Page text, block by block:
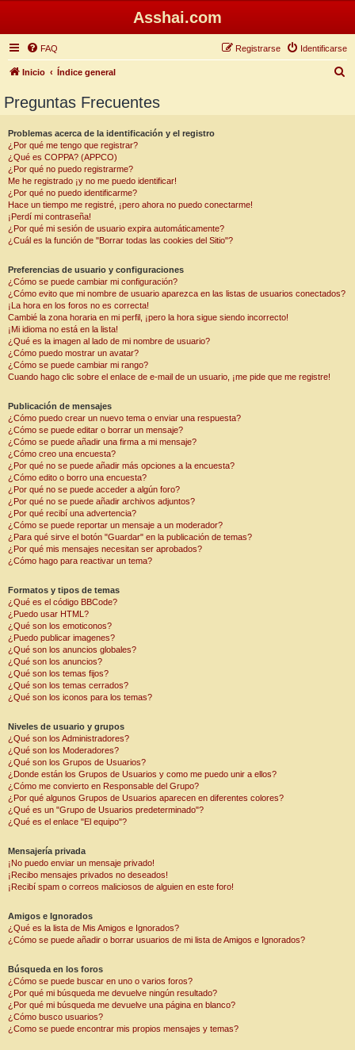
Asshai.com
FAQ Identificarse
Registrarse
Inicio Índice general
Preguntas Frecuentes
Problemas acerca de la identificación y el registro
¿Por qué me tengo que registrar?
¿Qué es COPPA? (APPCO)
¿Por qué no puedo registrarme?
Me he registrado ¡y no me puedo identificar!
¿Por qué no puedo identificarme?
Hace un tiempo me registré, ¡pero ahora no puedo conectarme!
¡Perdí mi contraseña!
¿Por qué mi sesión de usuario expira automáticamente?
¿Cuál es la función de "Borrar todas las cookies del Sitio"?
Preferencias de usuario y configuraciones
¿Cómo se puede cambiar mi configuración?
¿Cómo evito que mi nombre de usuario aparezca en las listas de usuarios conectados?
¡La hora en los foros no es correcta!
Cambié la zona horaria en mi perfil, ¡pero la hora sigue siendo incorrecto!
¡Mi idioma no está en la lista!
¿Qué es la imagen al lado de mi nombre de usuario?
¿Cómo puedo mostrar un avatar?
¿Cómo se puede cambiar mi rango?
Cuando hago clic sobre el enlace de e-mail de un usuario, ¡me pide que me registre!
Publicación de mensajes
¿Cómo puedo crear un nuevo tema o enviar una respuesta?
¿Cómo se puede editar o borrar un mensaje?
¿Cómo se puede añadir una firma a mi mensaje?
¿Cómo creo una encuesta?
¿Por qué no se puede añadir más opciones a la encuesta?
¿Cómo edito o borro una encuesta?
¿Por qué no se puede acceder a algún foro?
¿Por qué no se puede añadir archivos adjuntos?
¿Por qué recibí una advertencia?
¿Cómo se puede reportar un mensaje a un moderador?
¿Para qué sirve el botón "Guardar" en la publicación de temas?
¿Por qué mis mensajes necesitan ser aprobados?
¿Cómo hago para reactivar un tema?
Formatos y tipos de temas
¿Qué es el código BBCode?
¿Puedo usar HTML?
¿Qué son los emoticonos?
¿Puedo publicar imagenes?
¿Qué son los anuncios globales?
¿Qué son los anuncios?
¿Qué son los temas fijos?
¿Qué son los temas cerrados?
¿Qué son los iconos para los temas?
Niveles de usuario y grupos
¿Qué son los Administradores?
¿Qué son los Moderadores?
¿Qué son los Grupos de Usuarios?
¿Donde están los Grupos de Usuarios y como me puedo unir a ellos?
¿Cómo me convierto en Responsable del Grupo?
¿Por qué algunos Grupos de Usuarios aparecen en diferentes colores?
¿Qué es un "Grupo de Usuarios predeterminado"?
¿Qué es el enlace "El equipo"?
Mensajería privada
¡No puedo enviar un mensaje privado!
¡Recibo mensajes privados no deseados!
¡Recibí spam o correos maliciosos de alguien en este foro!
Amigos e Ignorados
¿Qué es la lista de Mis Amigos e Ignorados?
¿Cómo se puede añadir o borrar usuarios de mi lista de Amigos e Ignorados?
Búsqueda en los foros
¿Cómo se puede buscar en uno o varios foros?
¿Por qué mi búsqueda me devuelve ningún resultado?
¿Por qué mi búsqueda me devuelve una página en blanco?
¿Cómo busco usuarios?
¿Como se puede encontrar mis propios mensajes y temas?